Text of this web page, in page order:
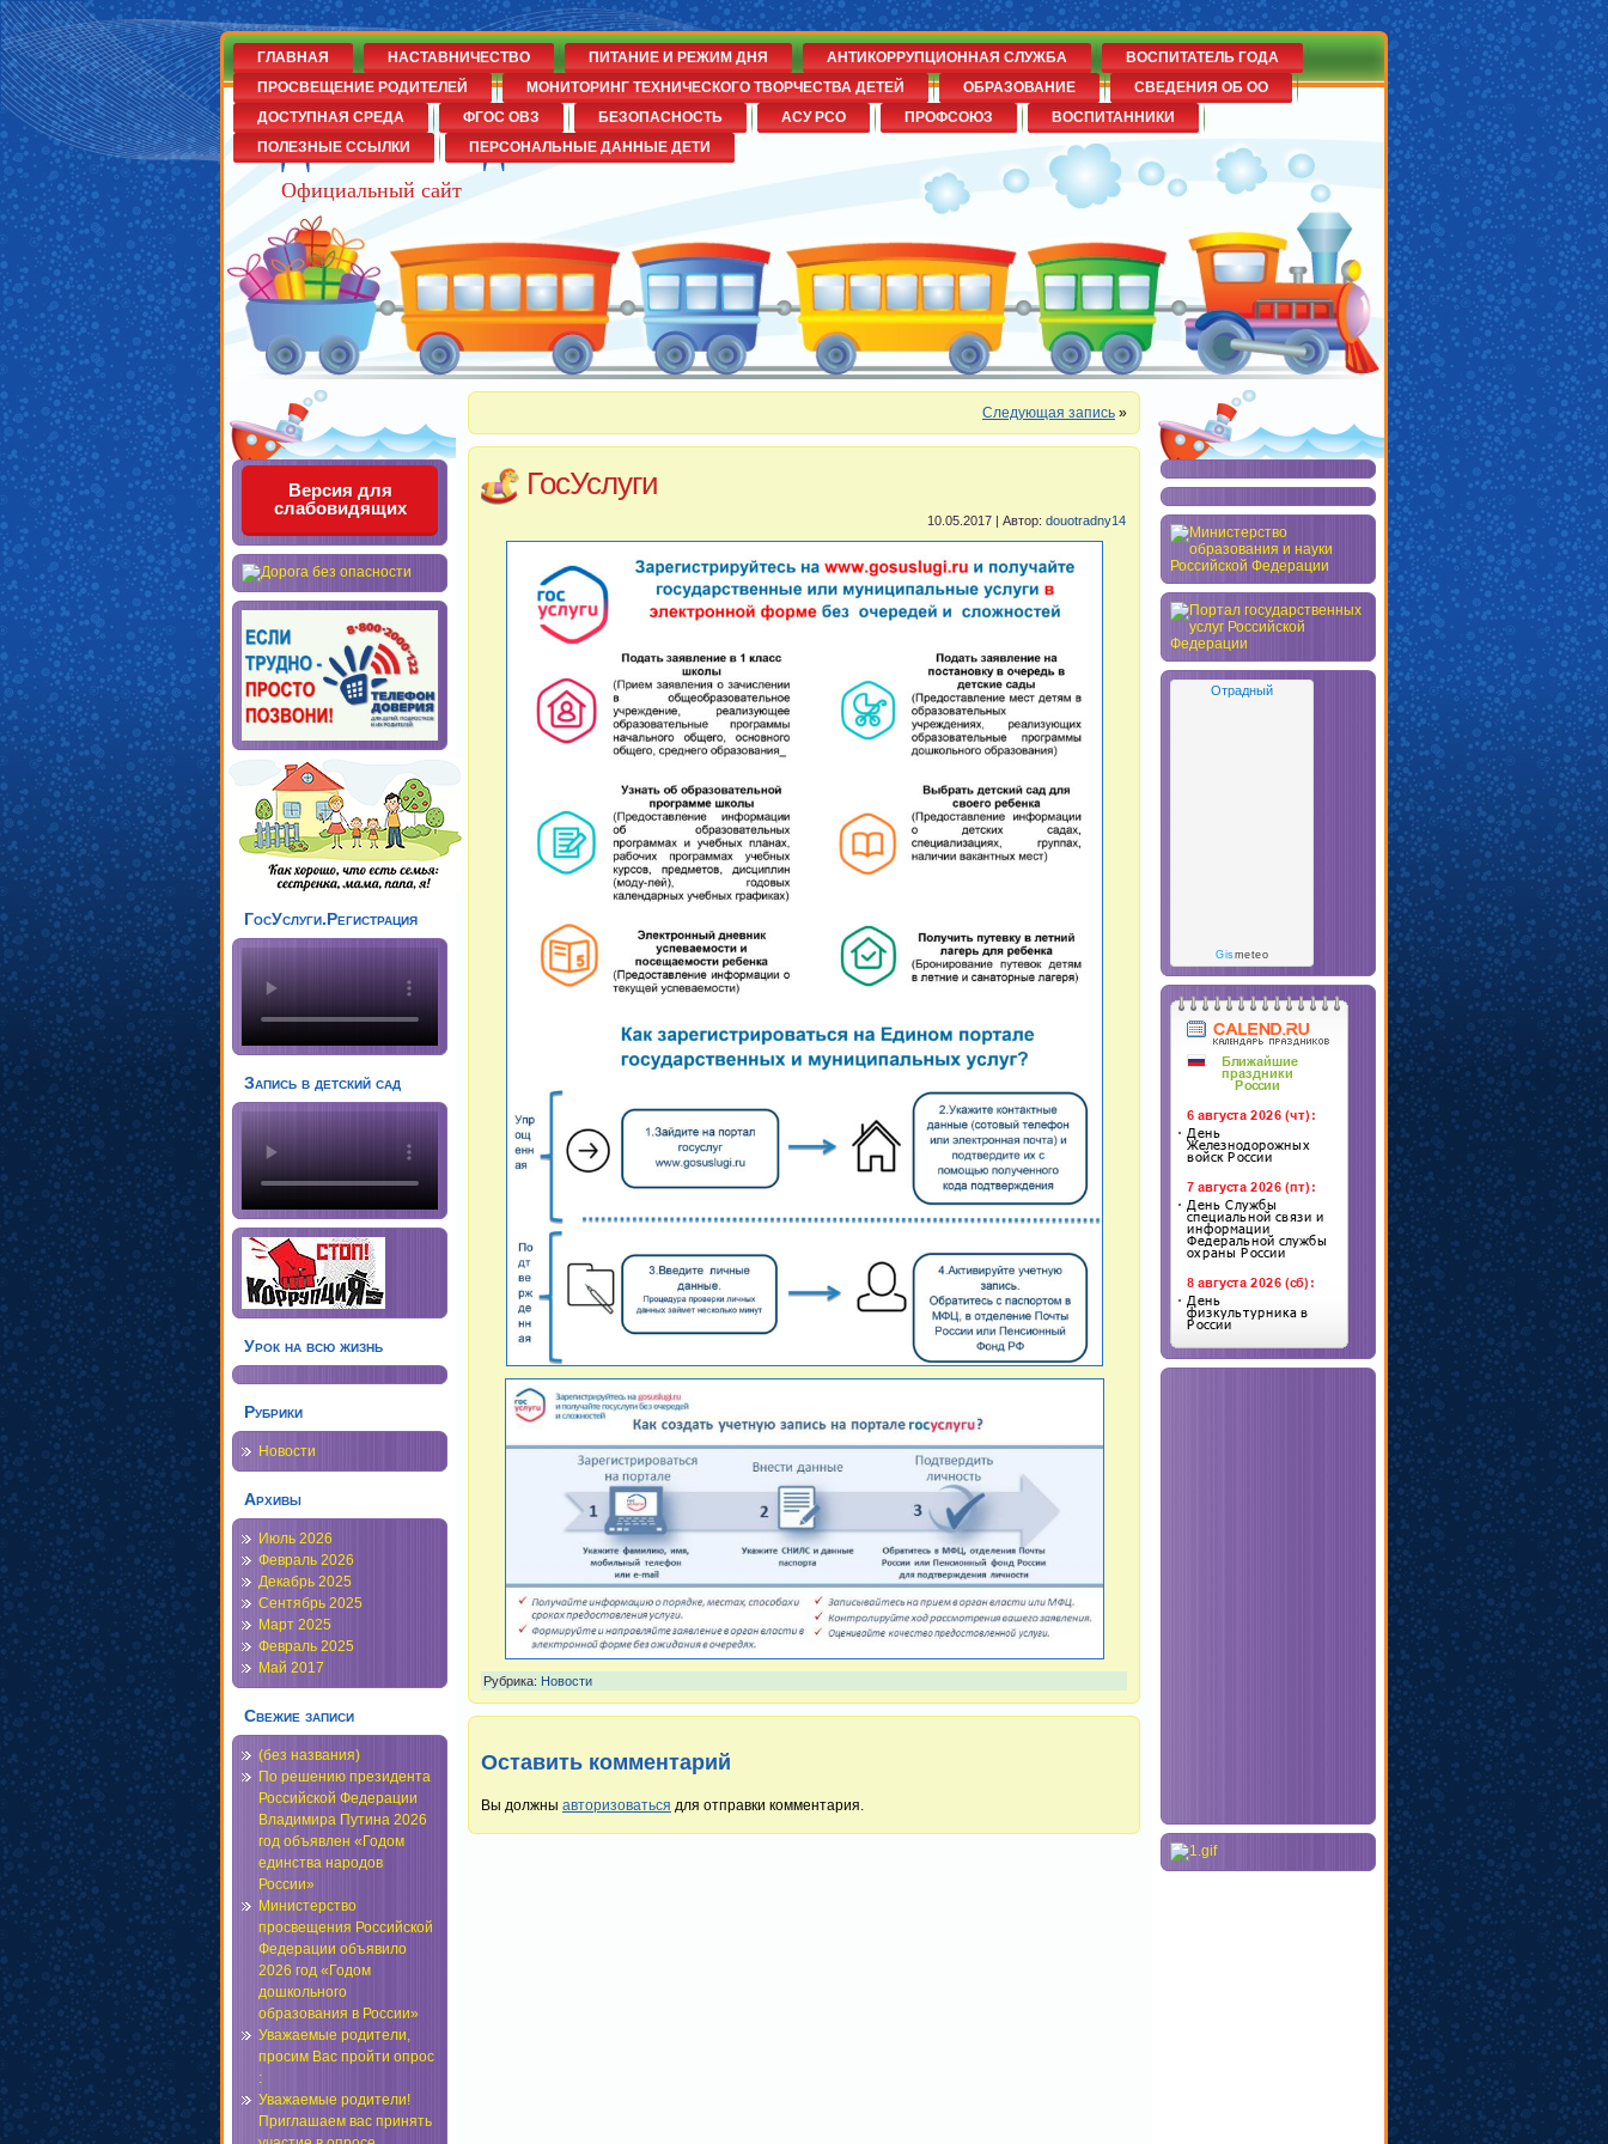
Детский сад№14
Официальный сайт
ГЛАВНАЯ НАСТАВНИЧЕСТВО ПИТАНИЕ И РЕЖИМ ДНЯ АНТИКОРРУПЦИОННАЯ СЛУЖБА
ВОСПИТАТЕЛЬ ГОДА
ПРОСВЕЩЕНИЕ РОДИТЕЛЕЙ
МОНИТОРИНГ ТЕХНИЧЕСКОГО ТВОРЧЕСТВА ДЕТЕЙ ОБРАЗОВАНИЕ
СВЕДЕНИЯ ОБ ОО
ДОСТУПНАЯ СРЕДА
ФГОС ОВЗ БЕЗОПАСНОСТЬ АСУ РСО ПРОФСОЮЗ
ВОСПИТАННИКИ
ПОЛЕЗНЫЕ ССЫЛКИ
ПЕРСОНАЛЬНЫЕ ДАННЫЕ ДЕТИ
Версия для
слабовидящих
ГосУслуги.Регистрация
Запись в детский сад
Урок на всю жизнь
Рубрики
Новости
Архивы
Июль 2026
Февраль 2026
Декабрь 2025
Сентябрь 2025
Март 2025
Февраль 2025
Май 2017
Свежие записи
(без названия)
По решению президента
Российской Федерации
Владимира Путина 2026
год объявлен «Годом
единства народов
России»
Министерство
просвещения Российской
Федерации объявило
2026 год «Годом
дошкольного
образования в России»
Уважаемые родители,
просим Вас пройти опрос
:
Уважаемые родители!
Приглашаем вас принять
Следующая запись »
ГосУслуги
10.05.2017 | Автор: douotradny14
Рубрика: Новости
Оставить комментарий
Вы должны авторизоваться для отправки комментария.
Отрадный
Gismeteo